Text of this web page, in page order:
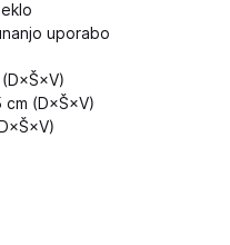
uporabo
(D×Š×V)